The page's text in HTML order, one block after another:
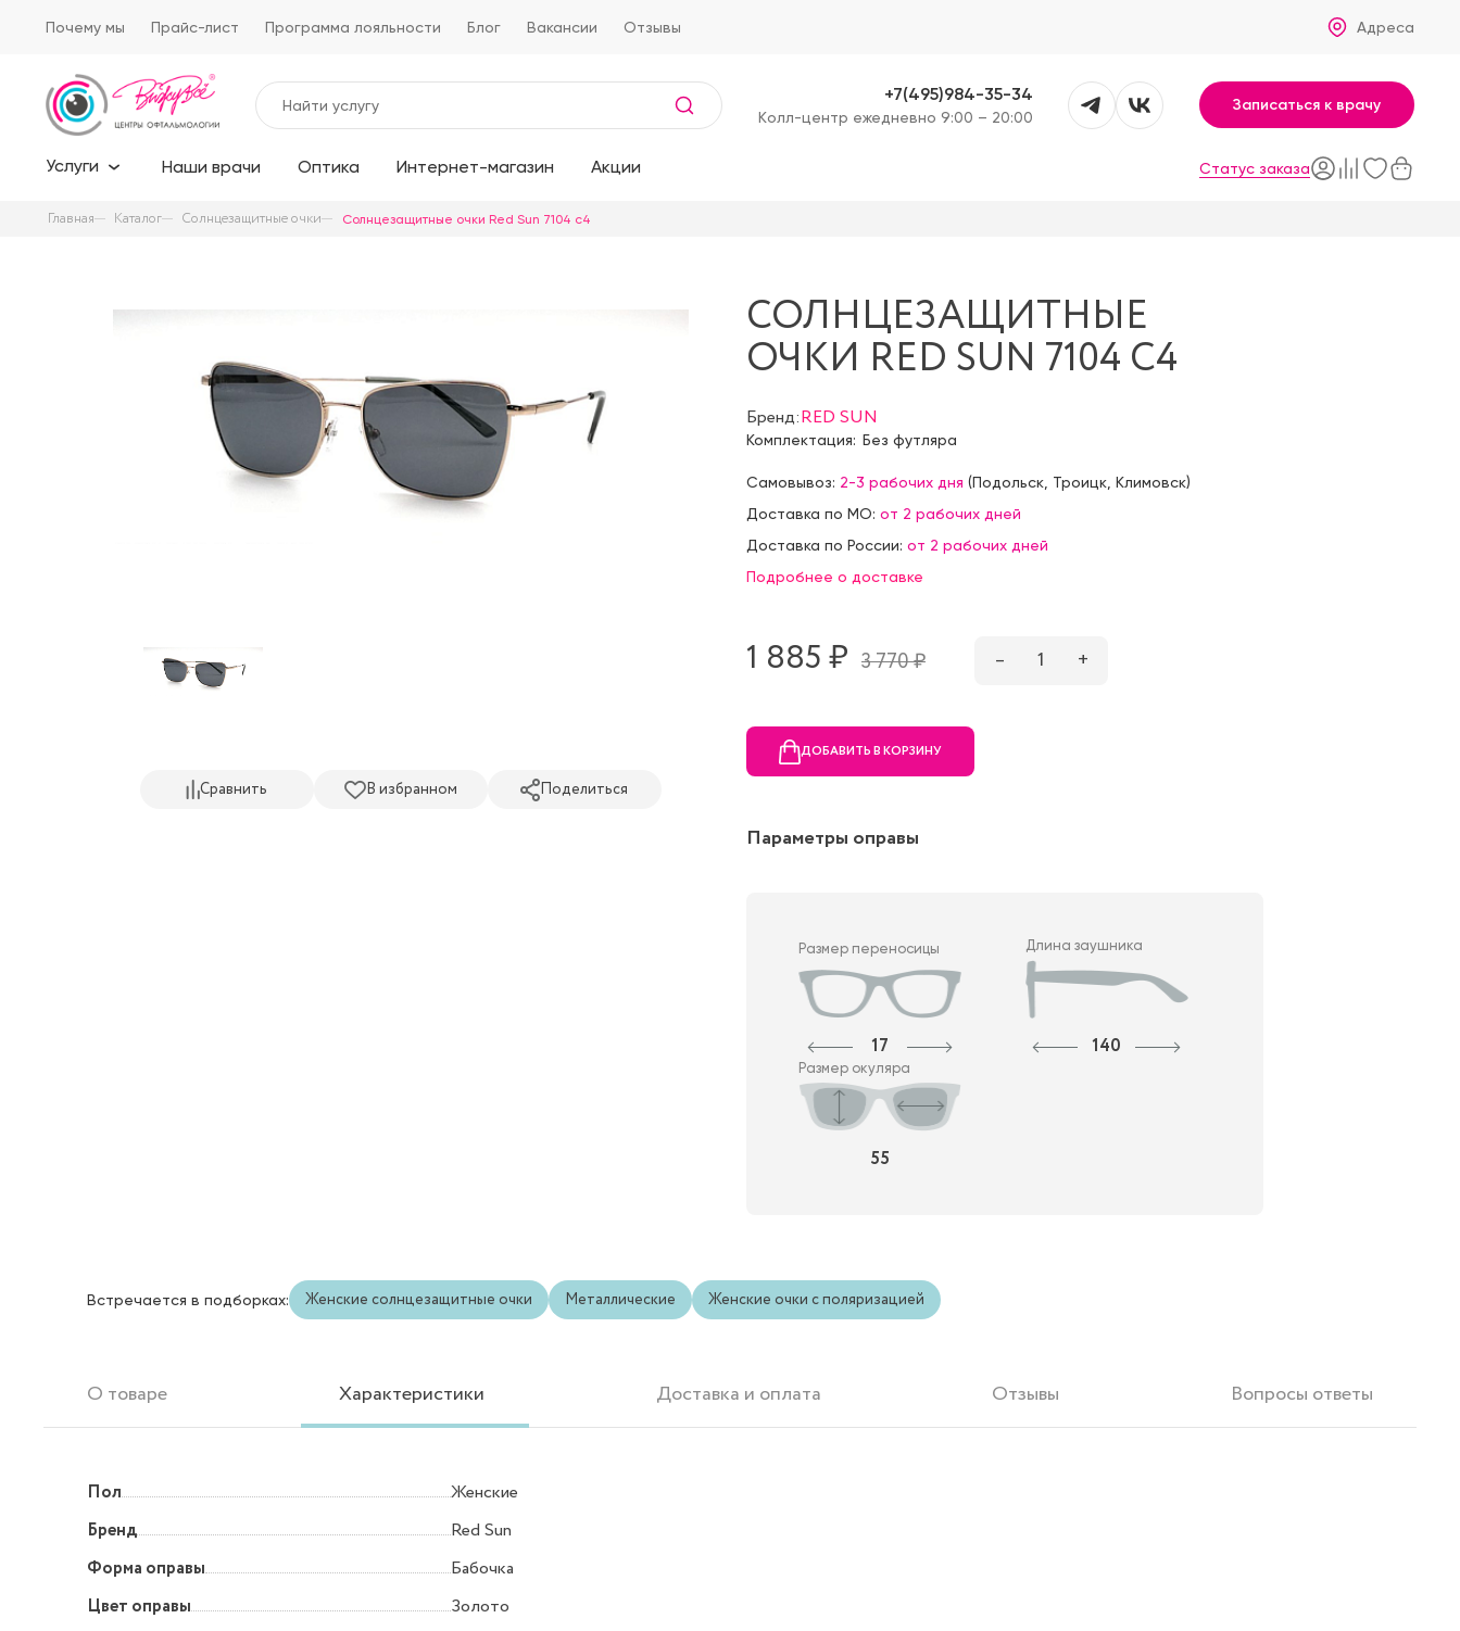
Почему мы Прайс-лист Программа лояльности Блог Вакансии Отзывы Адреса
+7(495)984-35-34
Kолл-центр ежедневно 9:00 – 20:00
Записаться к врачу
Услуги Наши врачи Оптика Интернет-магазин Акции Статус заказа
Главная Каталог Солнцезащитные очки Солнцезащитные очки Red Sun 7104 c4
Сравнить В избранном Поделиться
СОЛНЦЕЗАЩИТНЫЕ
ОЧКИ RED SUN 7104 C4
Бренд:RED SUN
Комплектация: Без футляра
Самовывоз: 2-3 рабочих дня (Подольск, Троицк, Климовск)
Доставка по МО: от 2 рабочих дней
Доставка по России: от 2 рабочих дней
Подробнее о доставке
1 885 ₷ 3 770 ₷ – 1 +
ДОБАВИТЬ В КОРЗИНУ
Параметры оправы
Размер переносицы
17
Длина заушника
140
Размер окуляра
55
Встречается в подборках: Женские солнцезащитные очки Металлические Женские очки с поляризацией
О товаре Характеристики Доставка и оплата Отзывы Вопросы ответы
Пол
Женские
Бренд
Red Sun
Форма оправы
Бабочка
Цвет оправы
Золото